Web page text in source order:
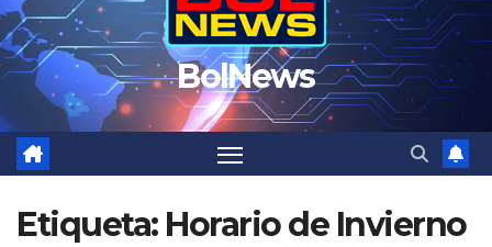
BolNews
Etiqueta: Horario de Invierno